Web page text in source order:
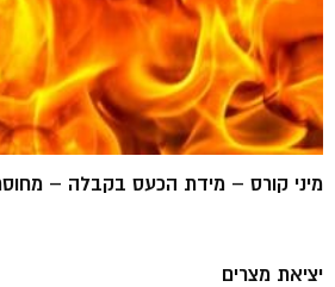
מיני קורס – מידת הכעס בקבלה –
יציאת מצרים